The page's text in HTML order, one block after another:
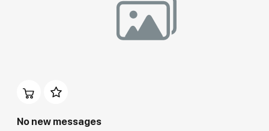
No new messages